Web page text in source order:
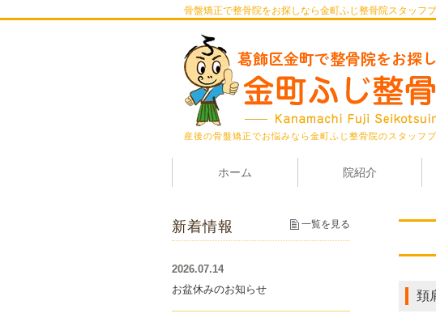
骨盤矯正で整骨院をお探しなら金町ふじ整骨院スタッフ
産後の骨盤矯正でお悩みなら金町ふじ整骨院のスタッフ
ホーム 院紹介
頚
新着情報 一覧を見る
2026.07.14
お盆休みのお知らせ